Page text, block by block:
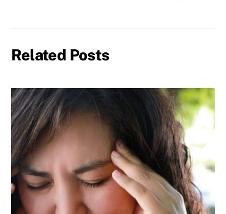
Related Posts